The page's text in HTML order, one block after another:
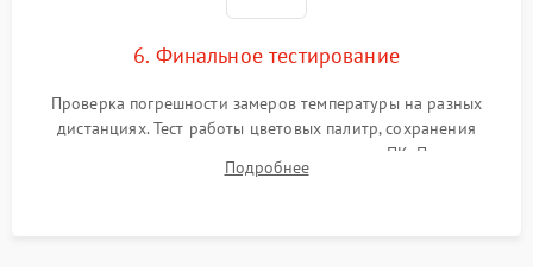
6. Финальное тестирование
Проверка погрешности замеров температуры на разных
дистанциях. Тест работы цветовых палитр, сохранения
термограмм в память и передачи данных на ПК. Проверка
автономности работы и итоговый контроль качества.
Подробнее